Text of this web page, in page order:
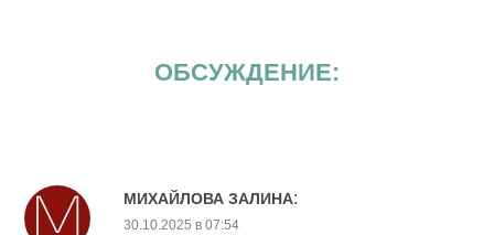
ОБСУЖДЕНИЕ:
МИХАЙЛОВА ЗАЛИНА:
30.10.2025 в 07:54